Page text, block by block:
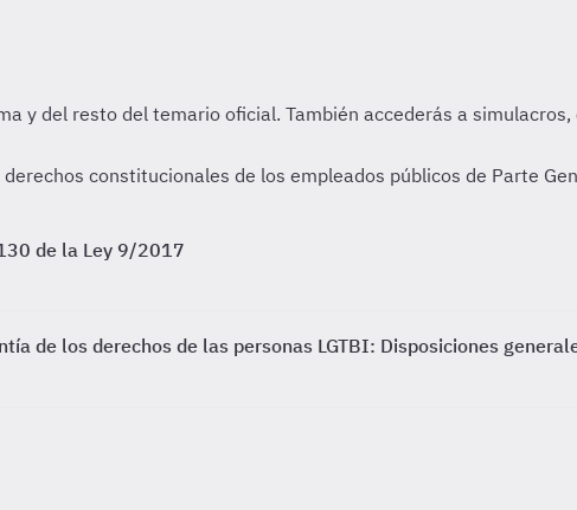
constitucionales de los empleados públicos de Parte
de la Ley 9/2017
de los derechos de las personas LGTBI: Disposiciones